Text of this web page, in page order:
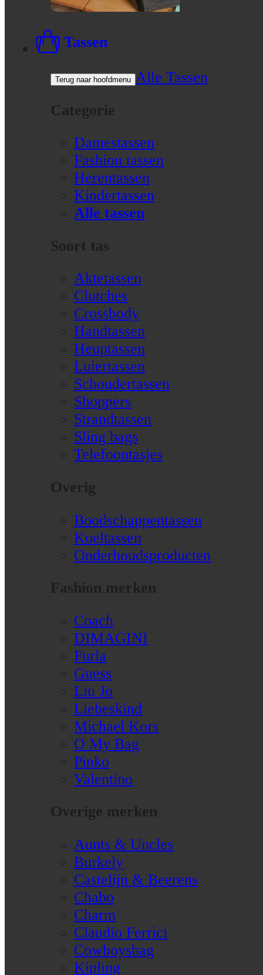
Tassen
Terug naar hoofdmenu Alle Tassen
Categorie
Damestassen
Fashion tassen
Herentassen
Kindertassen
Alle tassen
Soort tas
Aktetassen
Clutches
Crossbody
Handtassen
Heuptassen
Luiertassen
Schoudertassen
Shoppers
Strandtassen
Sling bags
Telefoontasjes
Overig
Boodschappentassen
Koeltassen
Onderhoudsproducten
Fashion merken
Coach
DIMAGINI
Furla
Guess
Liu Jo
Liebeskind
Michael Kors
O My Bag
Pinko
Valentino
Overige merken
Aunts & Uncles
Burkely
Castelijn & Beerens
Chabo
Charm
Claudio Ferrici
Cowboysbag
Kipling